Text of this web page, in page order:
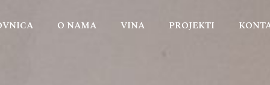
O NAMA VINA PROJEKTI